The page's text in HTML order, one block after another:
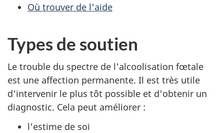
Où trouver de l'aide
Types de soutien
Le trouble du spectre de l'alcoolisation fœtale
est une affection permanente. Il est très utile
d'intervenir le plus tôt possible et d'obtenir un
diagnostic. Cela peut améliorer :
l'estime de soi